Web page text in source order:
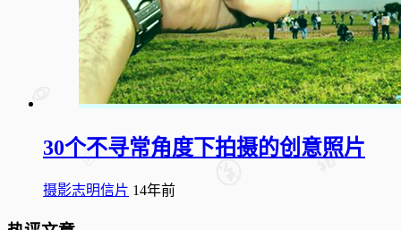
30个不寻常角度下拍摄的创意照片
摄影志明信片 14年前